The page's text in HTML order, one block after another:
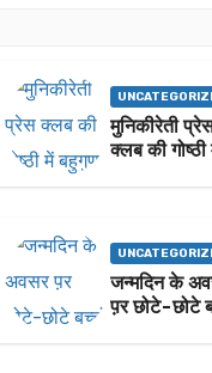
मुनिकीरेती
क्लब की गोष्ठी
जन्मदिन के
प़र छोटे-छोटे